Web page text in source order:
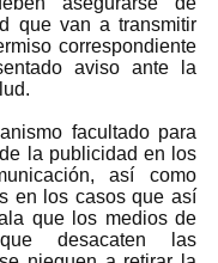
que van a transmitir
correspondiente
aviso ante la
facultado para
la publicidad en los
así como
en los casos que así
que los medios de
desacaten las